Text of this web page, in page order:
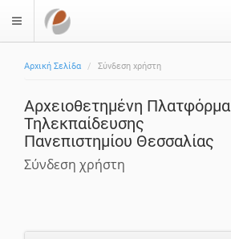
$langMenu
Αρχική Σελίδα Σύνδεση χρήστη
Αρχειοθετημένη Πλατφόρμα
Τηλεκπαίδευσης
Πανεπιστημίου Θεσσαλίας
Σύνδεση χρήστη